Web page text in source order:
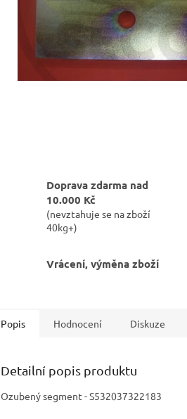
Doprava zdarma nad
10.000 Kč
(nevztahuje se na zboží
40kg+)
Vrácení, výměna zboží
Popis Hodnocení Diskuze
Detailní popis produktu
Ozubený segment - S532037322183